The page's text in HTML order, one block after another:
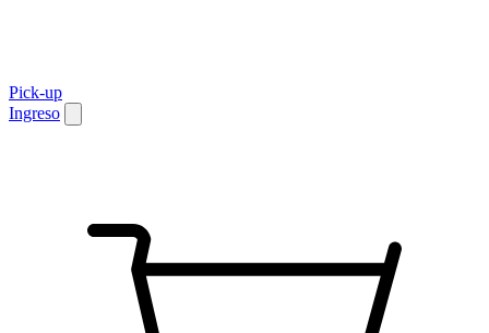
Pick-up
Ingreso